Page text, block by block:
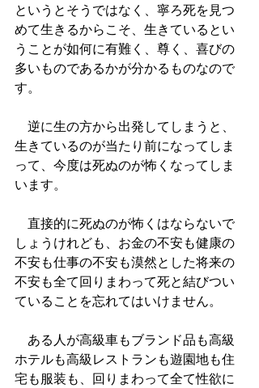
というとそうではなく、寧ろ死を見つ
めて生きるからこそ、生きているとい
うことが如何に有難く、尊く、喜びの
多いものであるかが分かるものなので
す。
逆に生の方から出発してしまうと、
生きているのが当たり前になってしま
って、今度は死ぬのが怖くなってしま
います。
直接的に死ぬのが怖くはならないで
しょうけれども、お金の不安も健康の
不安も仕事の不安も漠然とした将来の
不安も全て回りまわって死と結びつい
ていることを忘れてはいけません。
ある人が高級車もブランド品も高級
ホテルも高級レストランも遊園地も住
宅も服装も、回りまわって全て性欲に